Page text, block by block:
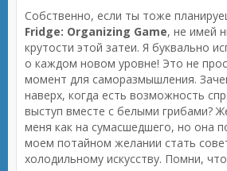
Собственно, если ты тоже
Fridge: Organizing Game, не имей
крутости этой затеи. Я буквально
о каждом новом уровне! Это не
момент для саморазмышления.
наверх, когда есть возможность
выступ вместе с белыми грибами?
меня как на сумасшедшего, но она
моем потайном желании стать
холодильному искусству. Помни,